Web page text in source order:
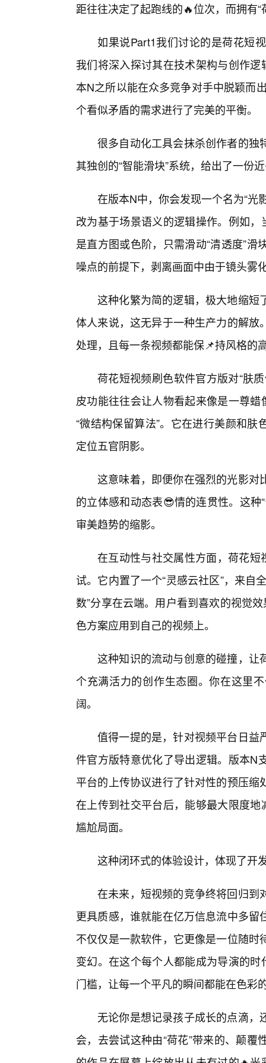
距往往决定了起跑线的🔥位次，而拥有
如果说Part1我们讨论的是荷花短
我们将深入探讨其在技术架构与创作
本N之所以能在众多竞争对手中脱颖而
个看似矛盾的需求进行了完美的平衡。
很多自动化工具会抹杀创作者的独
其独创的“智能滑块”系统，给出了一份
在版本N中，你会发现一个名为“光
改为基于场景语义的逻辑操作。例如
是直方图或色阶，只需滑动“清透度”
噪点的前提下，剥离画面中由于镜头雾
这种化繁为简的逻辑，极大地缩短
体人来说，这无异于一种生产力的解
处理，且每一条视频都能保📌持风格的
荷花短视频刷色软件官方版对“肤
皮功能往往会让人物看起来像是一尊
“微结构保留算法”。它在进行美颜和
定位五官阴影。
这意味着，即便你在强烈的光影对
的立体感和动态表😎情的连贯性。这
审美趋势的缩影。
在互动性与社交属性方面，荷花
试。它内置了一个“灵感云社区”，来自
数”分享在云端。用户看到喜欢的视觉
色方案应用到自己的视频上。
这种知识的流动与创意的碰撞，让
个充满活力的创作生态圈。你在这里
阔。
值得一提的是，针对视频平台日益
件官方版特意优化了导出逻辑。版本N
平台的上传协议进行了针对性的预压
在上传到社交平台后，能够最大限度
尴尬局面。
这种闭环式的体验设计，体现了开
在未来，短视频的竞争终将回归到
更具质感，谁就能在亿万信息流中多
不仅仅是一款软件，它更像是一位随
变幻。在这个每个人都能成为导演的
门槛，让每一个平凡的瞬间都能在色彩
无论你是想记录孩子成长的点滴
会，去尝试这种由“荷花”带来的、颠